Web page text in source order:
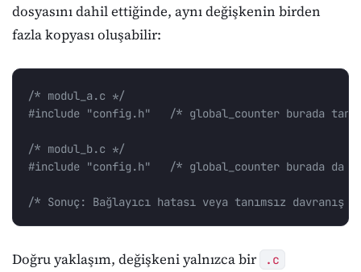
dosyasını dahil ettiğinde, aynı değişkenin birden
fazla kopyası oluşabilir:
/* modul_a.c */
#include "config.h"
/* global_counter burada
/* modul_b.c */
#include "config.h"
/* global_counter burada da
/* Sonuç: Bağlayıcı hatası veya tanımsız davranış
Doğru yaklaşım, değişkeni yalnızca bir .c